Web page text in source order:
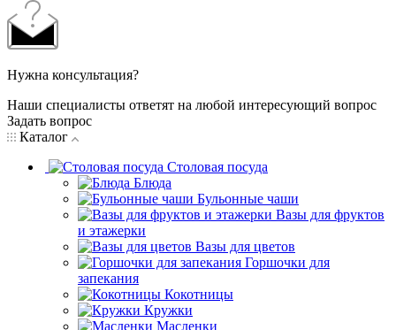
Нужна консультация?
Наши специалисты ответят на любой интересующий вопрос
Задать вопрос
Каталог
Столовая посуда
Блюда
Бульонные чаши
Вазы для фруктов
и этажерки
Вазы для цветов
Горшочки для
запекания
Кокотницы
Кружки
Масленки